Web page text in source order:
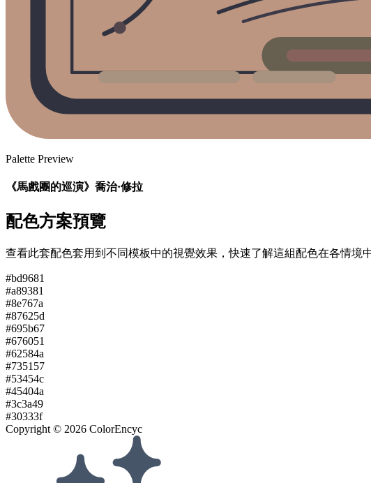
Palette Preview
《馬戲團的巡演》喬治·修拉
配色方案預覽
查看此套配色套用到不同模板中的視覺效果，快速了解這組配色在各情境
#bd9681
#a89381
#8e767a
#87625d
#695b67
#676051
#62584a
#735157
#53454c
#45404a
#3c3a49
#30333f
Copyright © 2026 ColorEncyc